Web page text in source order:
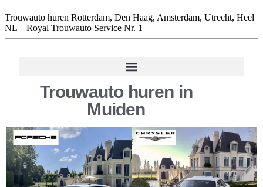
Trouwauto huren Rotterdam, Den Haag, Amsterdam, Utrecht, Heel
NL – Royal Trouwauto Service Nr. 1
Trouwauto huren in
Muiden